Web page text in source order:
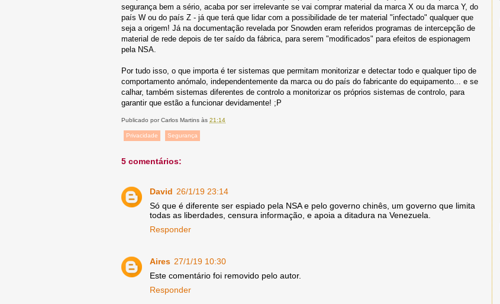
segurança bem a sério, acaba por ser irrelevante se vai comprar material da marca X ou da marca Y, do
país W ou do país Z - já que terá que lidar com a possibilidade de ter material "infectado" qualquer que
seja a origem! Já na documentação revelada por Snowden eram referidos programas de intercepção de
material de rede depois de ter saído da fábrica, para serem "modificados" para efeitos de espionagem
pela NSA.
Por tudo isso, o que importa é ter sistemas que permitam monitorizar e detectar todo e qualquer tipo de
comportamento anómalo, independentemente da marca ou do país do fabricante do equipamento... e se
calhar, também sistemas diferentes de controlo a monitorizar os próprios sistemas de controlo, para
garantir que estão a funcionar devidamente! ;P
Publicado porCarlos Martins às 21:14
Privacidade Segurança
5 comentários:
David 26/1/19 23:14
Só que é diferente ser espiado pela NSA e pelo governo chinês, um governo que limita
todas as liberdades, censura informação, e apoia a ditadura na Venezuela.
Responder
Aires 27/1/19 10:30
Este comentário foi removido pelo autor.
Responder